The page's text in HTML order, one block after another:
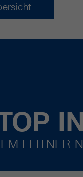
LEITNER